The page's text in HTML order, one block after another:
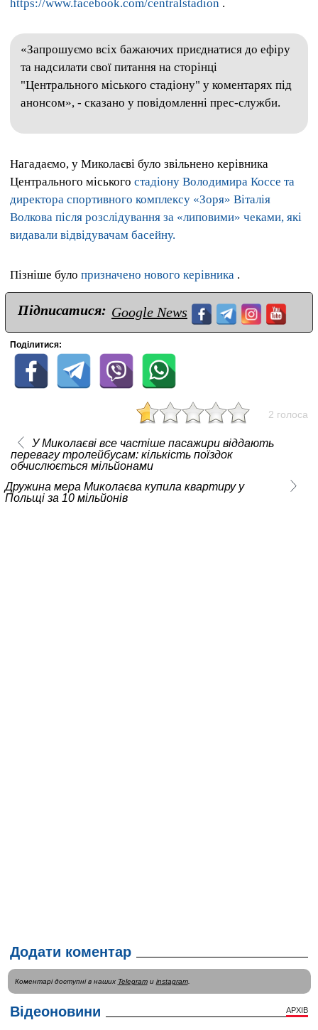
https://www.facebook.com/centralstadion .
«Запрошуємо всіх бажаючих приєднатися до ефіру
та надсилати свої питання на сторінці
"Центрального міського стадіону" у коментарях під
анонсом», - сказано у повідомленні прес-служби.
Нагадаємо, у Миколаєві було звільнено керівника
Центрального міського стадіону Володимира Коссе та
директора спортивного комплексу «Зоря» Віталія
Волкова після розслідування за «липовими» чеками, які
видавали відвідувачам басейну.
Пізніше було призначено нового керівника .
Підписатися: Google News
Поділитися:
2 голоса
У Миколаєві все частіше пасажири віддають
перевагу тролейбусам: кількість поїздок
обчислюється мільйонами
Дружина мера Миколаєва купила квартиру у
Польщі за 10 мільйонів
Додати коментар
Коментарі доступні в наших Telegramи instagram.
Відеоновини АРХІВ